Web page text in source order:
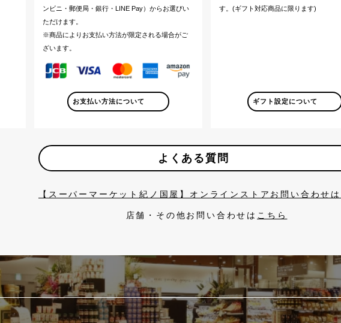
ンビニ・郵便局・銀行・LINE Pay）からお選びい
ただけます。
※商品によりお支払い方法が限定される場合がご
ざいます。
お支払い方法について
す。(ギフト対応商品に限ります)
ギフト設定について
よくある質問
【スーパーマーケット紀ノ国屋】オンラインストアお問い合わせ
店舗・その他お問い合わせは こちら